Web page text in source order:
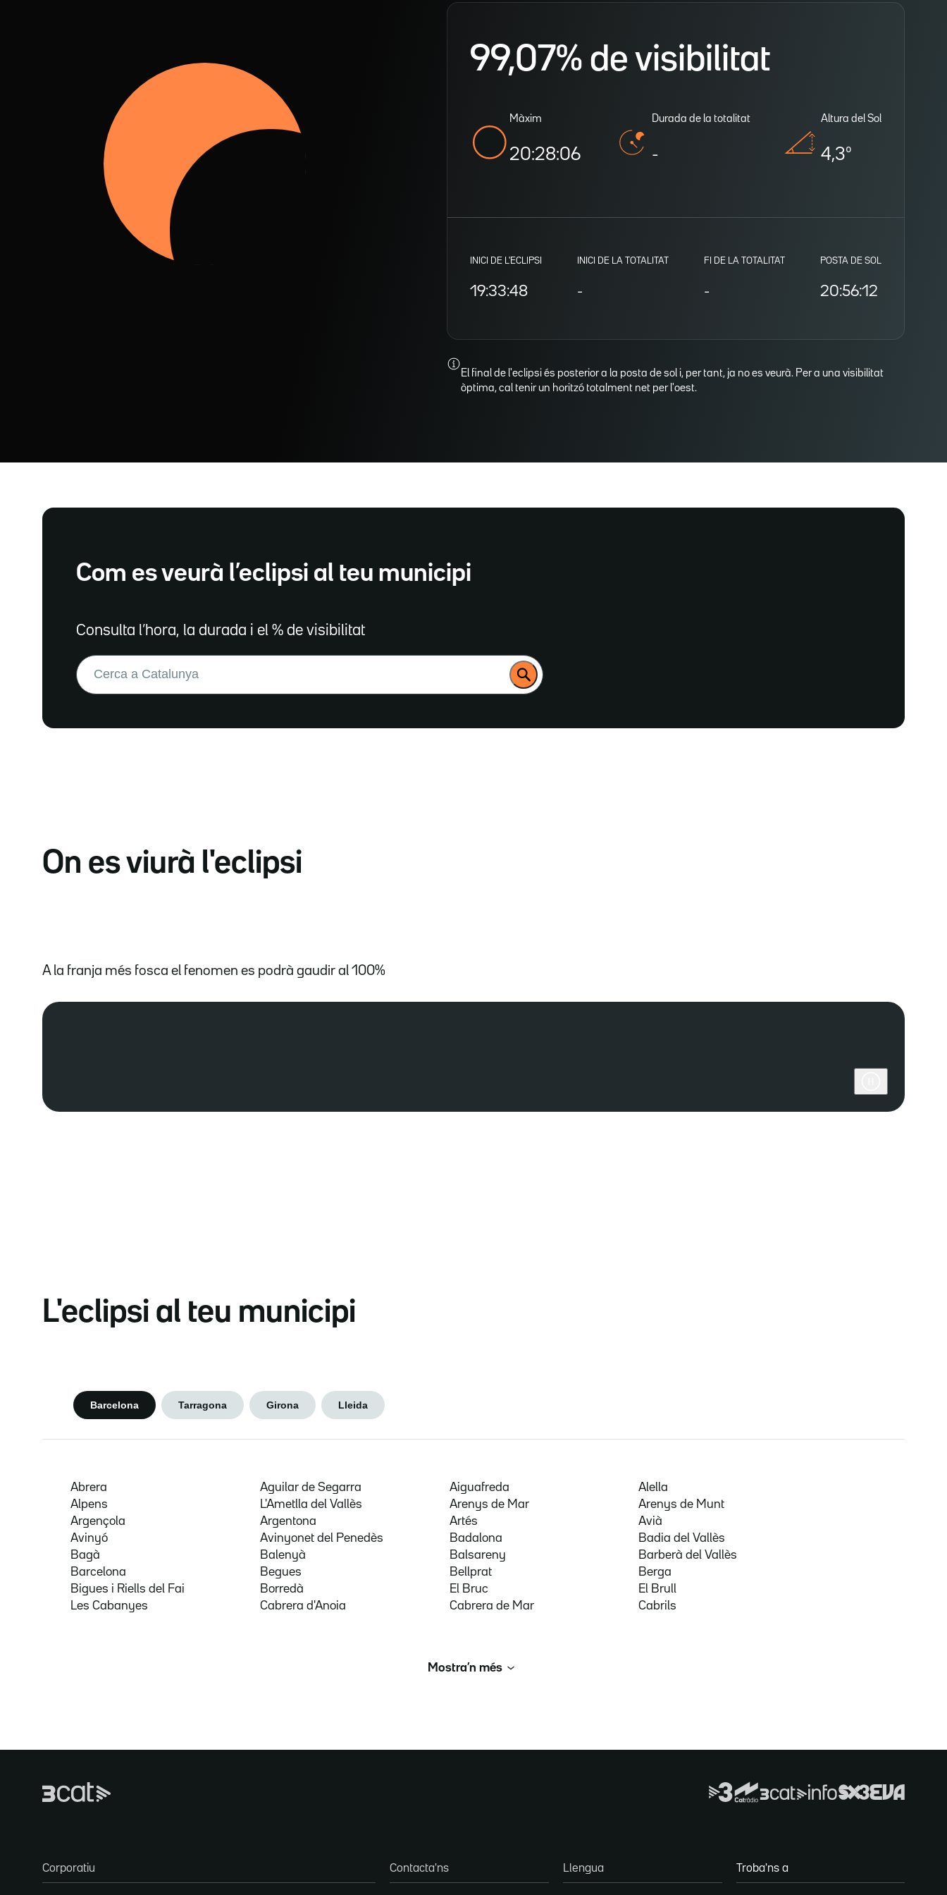
99,07% de visibilitat
Màxim
20:28:06
Durada de la totalitat
-
Altura del Sol
4,3º
INICI DE L'ECLIPSI
19:33:48
INICI DE LA TOTALITAT
-
FI DE LA TOTALITAT
-
POSTA DE SOL
20:56:12
El final de l'eclipsi és posterior a la posta de sol i, per tant, ja no es veurà. Per a una visibilitat
òptima, cal tenir un horitzó totalment net per l'oest.
Com es veurà l’eclipsi al teu municipi
Consulta l’hora, la durada i el % de visibilitat
Buscar:
On es viurà l'eclipsi
A la franja més fosca el fenomen es podrà gaudir al 100%
L'eclipsi al teu municipi
Barcelona Tarragona Girona Lleida
Abrera Aguilar de Segarra Aiguafreda
Alella
Alpens
L'Ametlla del Vallès Arenys de Mar
Arenys de Munt
Argençola
Argentona Artés
Avià
Avinyó
Avinyonet del Penedès Badalona
Badia del Vallès
Bagà
Balenyà Balsareny
Barberà del Vallès
Barcelona
Begues Bellprat
Berga
Bigues i Riells del Fai
Borredà El Bruc
El Brull
Les Cabanyes
Cabrera d'Anoia Cabrera de Mar Cabrils
Mostra’n més
Corporatiu Contacta'ns Llengua Troba'ns a